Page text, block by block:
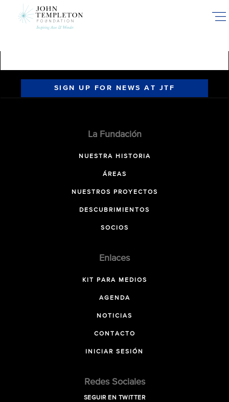
SIGN UP FOR NEWS AT JTF
La Fundación
NUESTRA HISTORIA
ÁREAS
NUESTROS PROYECTOS
DESCUBRIMIENTOS
SOCIOS
Enlaces
KIT PARA MEDIOS
AGENDA
NOTICIAS
CONTACTO
INICIAR SESIÓN
Redes Sociales
SEGUIR EN TWITTER